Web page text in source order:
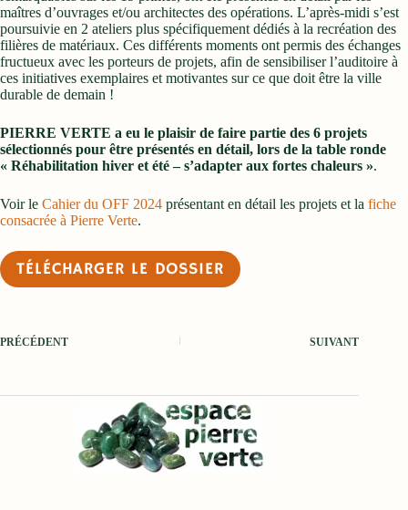
maîtres d’ouvrages et/ou architectes des opérations. L’après-midi s’est
poursuivie en 2 ateliers plus spécifiquement dédiés à la recréation des
filières de matériaux. Ces différents moments ont permis des échanges
fructueux avec les porteurs de projets, afin de sensibiliser l’auditoire à
ces initiatives exemplaires et motivantes sur ce que doit être la ville
durable de demain !
PIERRE VERTE a eu le plaisir de faire partie des 6 projets
sélectionnés pour être présentés en détail, lors de la table ronde
« Réhabilitation hiver et été – s’adapter aux fortes chaleurs ».
Voir le Cahier du OFF 2024 présentant en détail les projets et la fiche
consacrée à Pierre Verte.
TÉLÉCHARGER LE DOSSIER
PRÉCÉDENT SUIVANT